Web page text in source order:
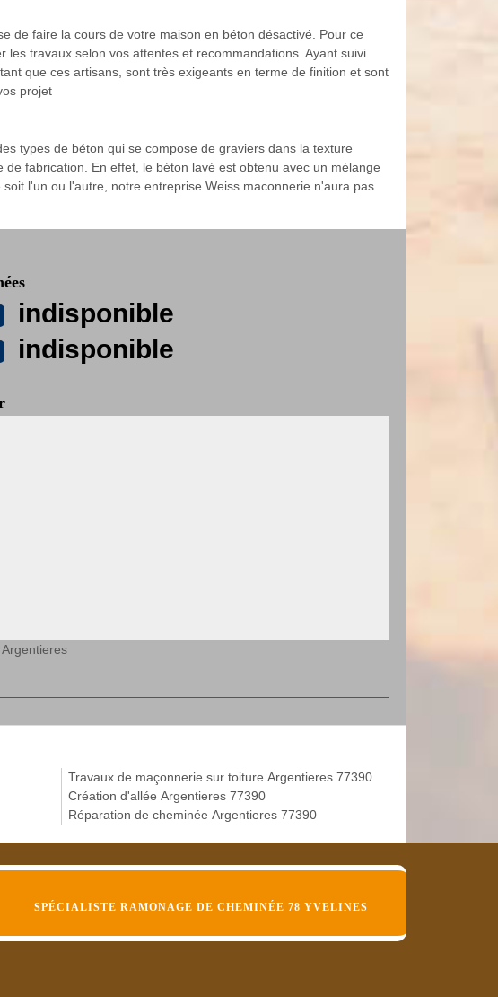
de faire la cours de votre maison en béton désactivé. Pour ce
travaux selon vos attentes et recommandations. Ayant suivi
que ces artisans, sont très exigeants en terme de finition et sont
projet
types de béton qui se compose de graviers dans la texture
fabrication. En effet, le béton lavé est obtenu avec un mélange
l'un ou l'autre, notre entreprise Weiss maconnerie n'aura pas
indisponible
indisponible
Travaux de maçonnerie sur toiture Argentieres 77390
Création d'allée Argentieres 77390
Réparation de cheminée Argentieres 77390
SPÉCIALISTE RAMONAGE DE CHEMINÉE 78 YVELINES